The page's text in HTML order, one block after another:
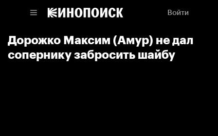
Войти
Дорожко Максим (Амур) не дал
сопернику забросить шайбу